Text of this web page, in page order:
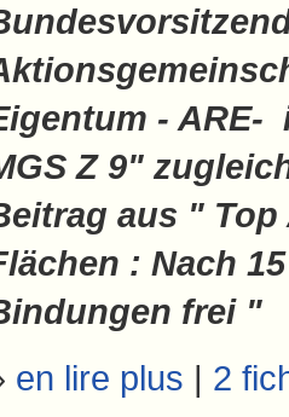
-
Z 9"
aus " Top
: Nach
frei "
en lire plus | 2